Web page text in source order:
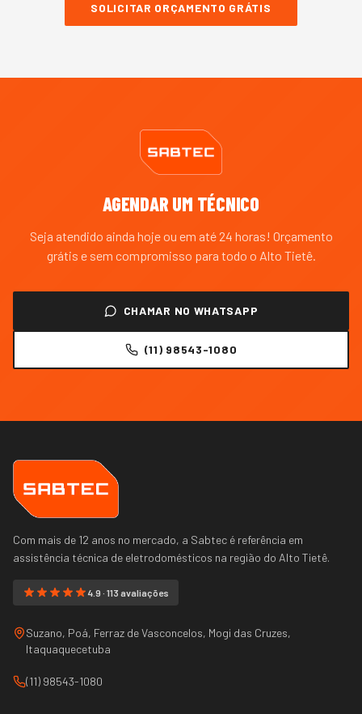
SOLICITAR ORÇAMENTO GRÁTIS
AGENDAR UM TÉCNICO
Seja atendido ainda hoje ou em até 24 horas! Orçamento
grátis e sem compromisso para todo o Alto Tietê.
CHAMAR NO WHATSAPP
(11) 98543-1080
Com mais de 12 anos no mercado, a Sabtec é referência em
assistência técnica de eletrodomésticos na região do Alto Tietê.
4.9 · 113 avaliações
Suzano, Poá, Ferraz de Vasconcelos, Mogi das Cruzes,
Itaquaquecetuba
(11) 98543-1080